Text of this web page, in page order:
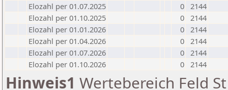
Elozahl per 01.07.2025
0 2144
Elozahl per 01.10.2025
0 2144
Elozahl per 01.01.2026
0 2144
Elozahl per 01.04.2026
0 2144
Elozahl per 01.07.2026
0 2144
Elozahl per 01.10.2026
0 2144
Hinweis1 Wertebereich Feld